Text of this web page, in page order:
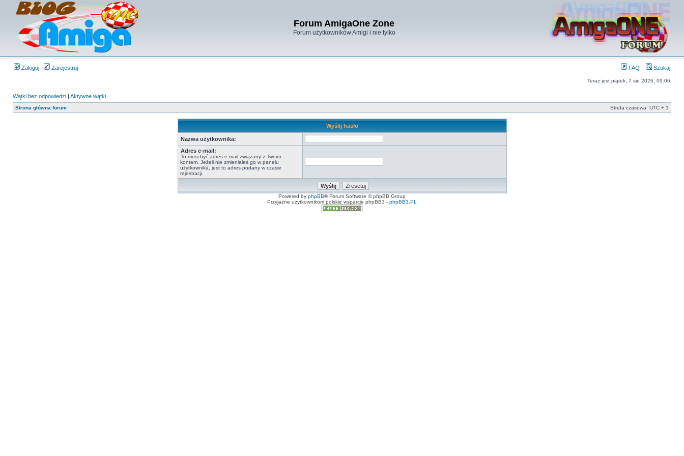
Forum AmigaOne Zone
Forum użytkowników Amigi i nie tylko
Zaloguj Zarejestruj FAQ Szukaj
Teraz jest piątek, 7 sie 2026, 09:06
Wątki bez odpowiedzi | Aktywne wątki
Strona główna forum Strefa czasowa: UTC + 1
Wyślij hasło
Nazwa użytkownika:
Adres e-mail:
To musi być adres e-mail związany z Twoim
kontem. Jeżeli nie zmieniałeś go w panelu
użytkownika, jest to adres podany w czasie
rejestracji.
Powered by phpBB® Forum Software © phpBB Group
Przyjazne użytkownikom polskie wsparcie phpBB3 - phpBB3.PL